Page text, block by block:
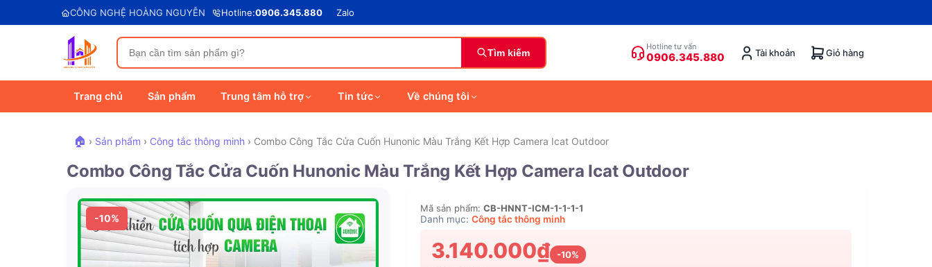
CÔNG NGHỆ HOÀNG NGUYỄN Hotline:0906.345.880 Zalo
Tìm kiếm
Hotline tư vấn
0906.345.880 Tài khoản Giỏ hàng
Trang chủ Sản phẩm Trung tâm hỗ trợ Tin tức Về chúng tôi
🏠 › Sản phẩm › Công tắc thông minh › Combo Công Tắc Cửa Cuốn Hunonic Màu Trắng Kết Hợp Camera Icat Outdoor
Combo Công Tắc Cửa Cuốn Hunonic Màu Trắng Kết Hợp Camera Icat Outdoor
-10%
Mã sản phẩm: CB-HNNT-ICM-1-1-1-1
Danh mục: Công tắc thông minh
3.140.000₫ -10%